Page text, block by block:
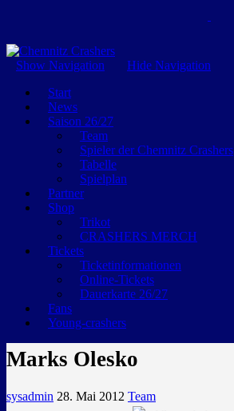
GEMEINSAM EINE LEIDENSCHAFT
Show Navigation
Hide Navigation
Start
News
Saison 26/27
Team
Spieler der Chemnitz Crashers
Tabelle
Spielplan
Partner
Shop
Trikot
CRASHERS MERCH
Tickets
Ticketinformationen
Online-Tickets
Dauerkarte 26/27
Fans
Young-crashers
Marks Olesko
sysadmin 28. Mai 2012 Team